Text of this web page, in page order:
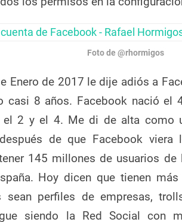
Foto de @rhormigos
Enero de 2017 le dije adiós a
casi 8 años. Facebook nació el
el 2 y el 4. Me di de alta como
de que Facebook viera
145 millones de usuarios
Hoy dicen que tienen
sean perfiles de empresas,
siendo la Red Social con